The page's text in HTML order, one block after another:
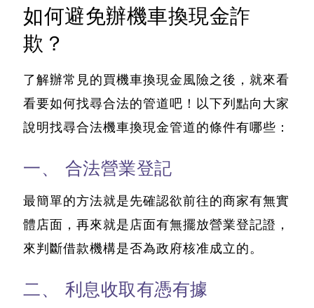
如何避免辦機車換現金詐
欺？
了解辦常見的買機車換現金風險之後，就來看
看要如何找尋合法的管道吧！ 以下列點向大家
說明找尋合法機車換現金管道的條件有哪些：
一、 合法營業登記
最簡單的方法就是先確認欲前往的商家有無實
體店面，再來就是店面有無擺放營業登記證，
來判斷借款機構是否為政府核准成立的。
二、 利息收取有憑有據